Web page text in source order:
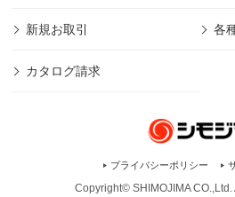
新規お取引 各
カタログ請求
プライバシーポリシー
Copyright© SHIMOJIMA CO.,Ltd.